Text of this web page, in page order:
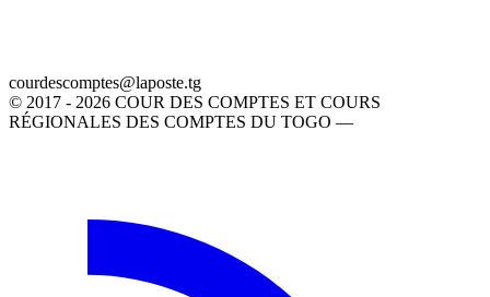
gt.etsopal@setpmocsedruoc
© 2017 - 2026 COUR DES COMPTES ET COURS
RÉGIONALES DES COMPTES DU TOGO —